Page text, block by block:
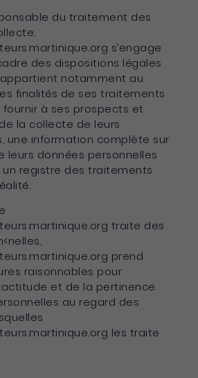
du traitement des
s’engage
des dispositions légales
appartient notamment au
finalités de ses traitements
fournir à ses prospects et
la collecte de leurs
une information complète sur
leurs données personnelles
registre des traitements
traite des
prend
raisonnables pour
et de la pertinence
au regard des
les traite.